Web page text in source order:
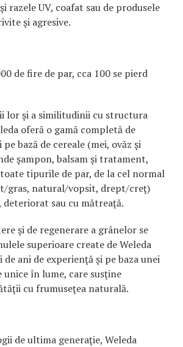
razele UV, coafat sau de produsele
şi agresive.
de fire de par, cca 100 se pierd
lor şi a similitudinii cu structura
oferă o gamă completă de
bază de cereale (mei, ovăz şi
şampon, balsam şi tratament,
tipurile de par, de la cel normal
gras, natural/vopsit, drept/creţ)
deteriorat sau cu mătreaţă.
şi de regenerare a grânelor se
superioare create de Weleda
de ani de experienţă şi pe baza unei
în lume, care susţine
cu frumuseţea naturală.
de ultima generaţie, Weleda